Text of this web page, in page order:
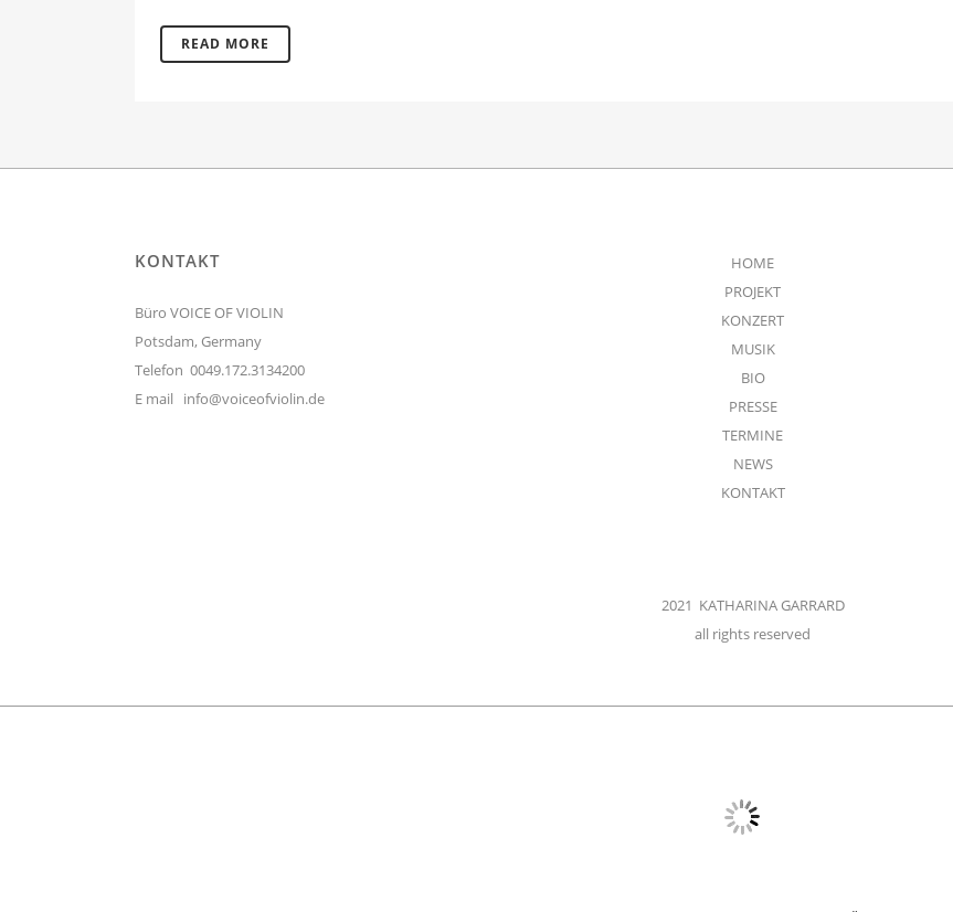
READ MORE
KONTAKT
Büro VOICE OF VIOLIN
Potsdam, Germany
Telefon 0049.172.3134200
E mail info@voiceofviolin.de
HOME
PROJEKT
KONZERT
MUSIK
BIO
PRESSE
TERMINE
NEWS
KONTAKT
2021 KATHARINA GARRARD
all rights reserved